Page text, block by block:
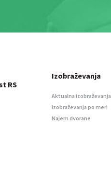
RS
Izobraževanja
Aktualna izobraževanja
Izobraževanja po meri
Najem dvorane